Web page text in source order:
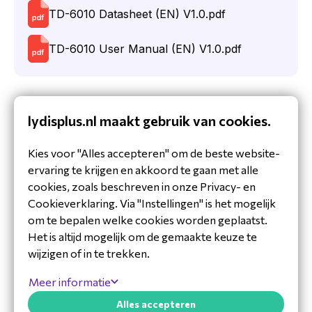
betrouwbare producten die tegemoetkomen
aan de veeleisende behoeften van industriële,
commerciële en militaire toepassingen. Patton
onderscheidt zich door zijn robuuste ontwerpen
focus op kwaliteit en duurzaamheid.
Specificaties van de TD-6010
tot 12.5 Gbps datasnelheid
Vermogensvereisten: 5 - 9, 40VDC; max.
stroomverbruik tot 1000mA met twee SFP+
modules
Omgeving: Bedrijfstemperatuur 0°C tot 50°C;
opslagtemperatuur -40°C tot 85°C
Interface: Volledig USB 2.0 compliant MicroB
Device
TD-6010 Datasheet (EN) V1.0.pdf
TD-6010 User Manual (EN) V1.0.pdf
Accessoires
lydisplus.nl maakt gebruik van cookies.
Kies voor "Alles accepteren" om de beste website-
ervaring te krijgen en akkoord te gaan met alle
cookies, zoals beschreven in onze Privacy- en
Cookieverklaring. Via "Instellingen" is het mogelijk
om te bepalen welke cookies worden geplaatst.
Het is altijd mogelijk om de gemaakte keuze te
wijzigen of in te trekken.
Meer informatie
Alles accepteren